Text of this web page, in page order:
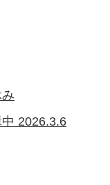
中 2026.3.6